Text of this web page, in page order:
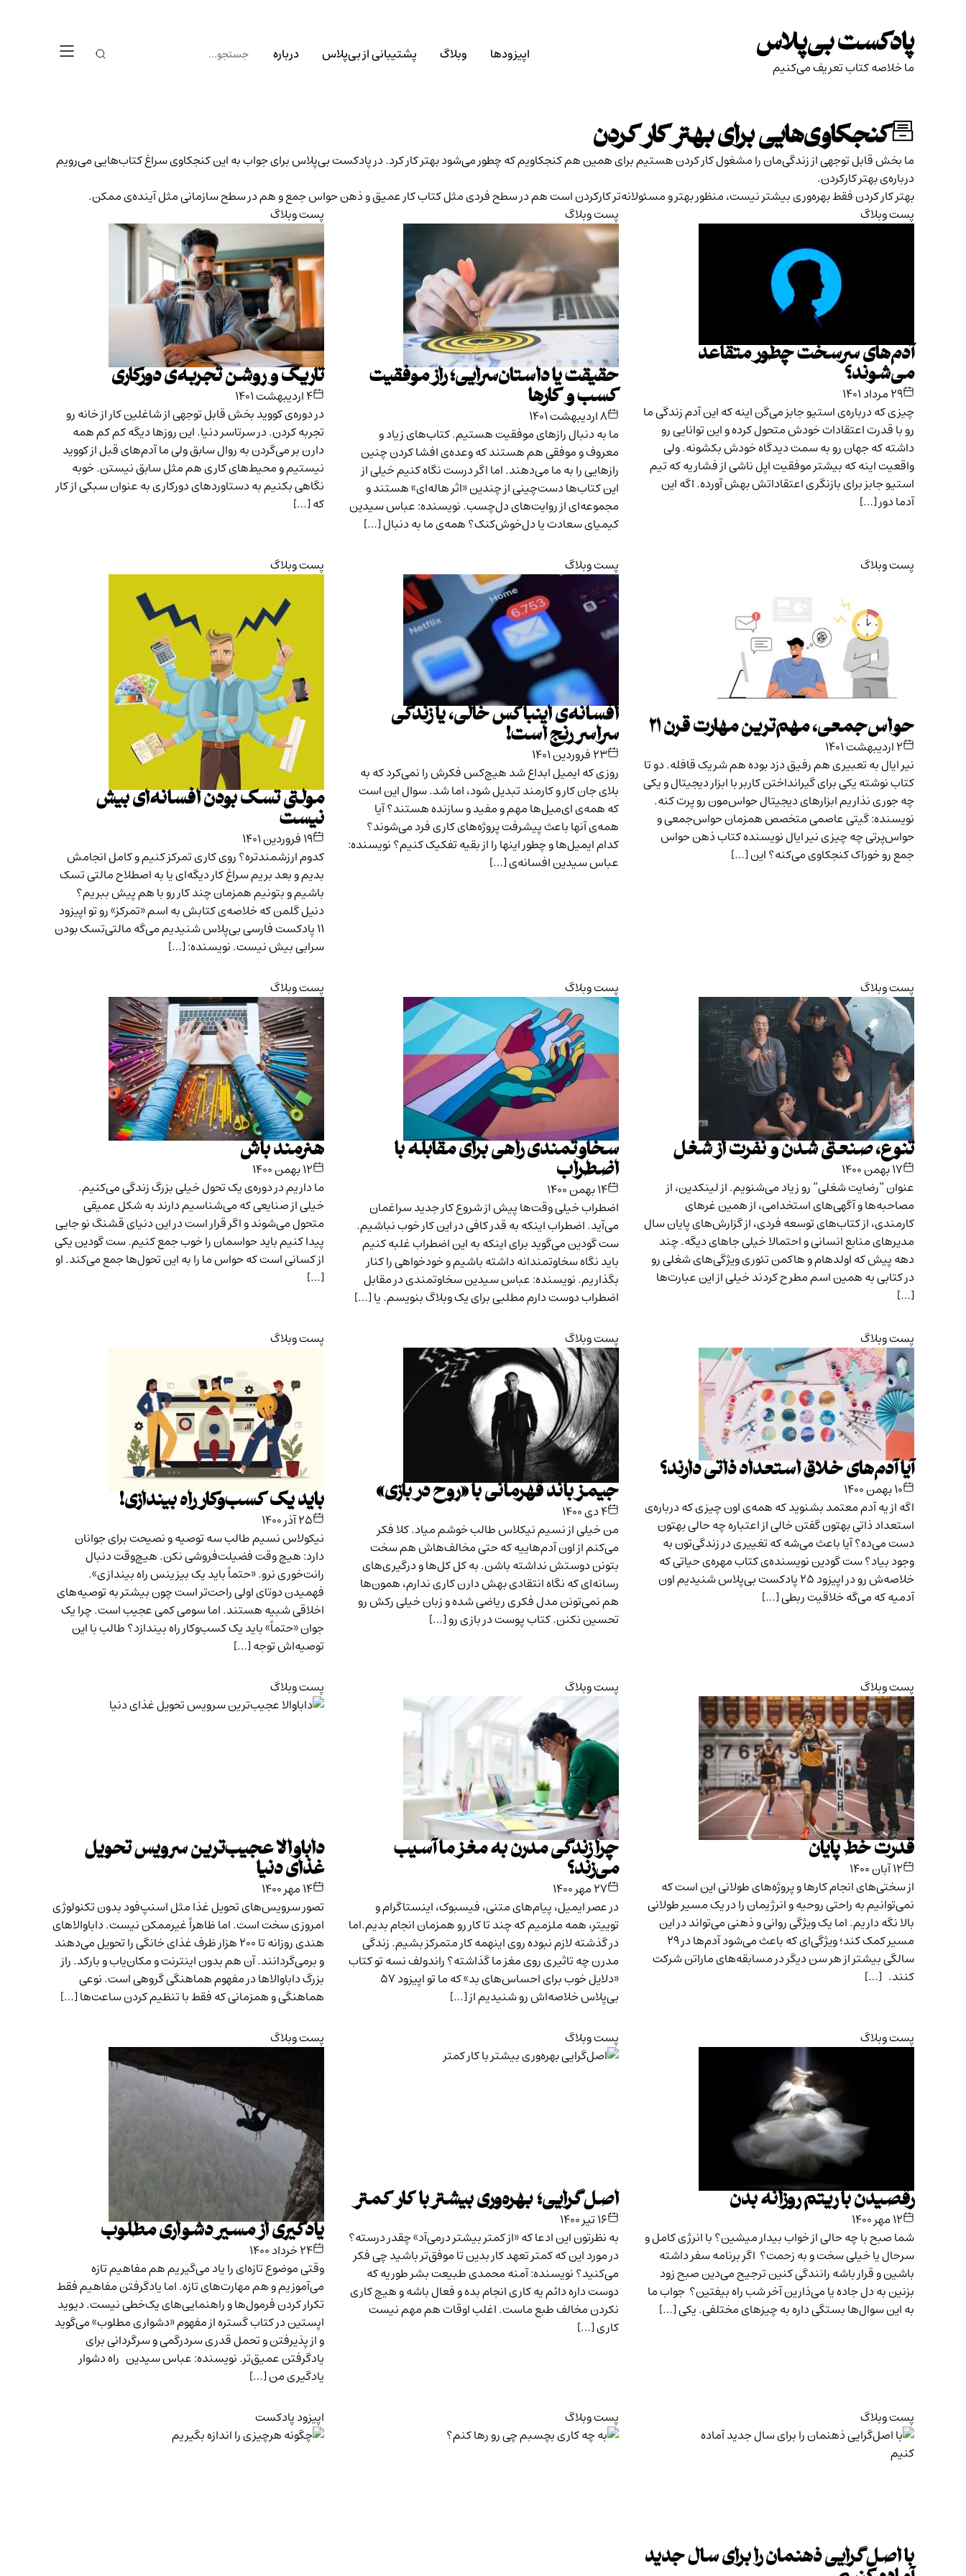
to
content
پادکست بی‌پلاس
ما خلاصه کتاب تعریف می‌کنیم
اپیزودها وبلاگ پشتیبانی از بی‌پلاس درباره
کنجکاوی‌هایی برای بهتر کار کردن
ما بخش قابل توجهی از زندگی‌مان را مشغول کار کردن هستیم برای همین هم کنجکاویم که چطور می‌شود بهتر کار کرد. در پادکست بی‌پلاس برای جواب به این کنجکاوی سراغ کتاب‌هایی می‌رویم
درباره‌ی بهتر کارکردن.
بهتر کار کردن فقط بهره‌وری بیشتر نیست، منظور بهتر و مسئولانه‌تر کارکردن است هم در سطح فردی مثل کتاب کار عمیق و ذهن حواس جمع و هم در سطح سازمانی مثل آینده‌ی ممکن.
پست وبلاگ
آدم‌های سرسخت چطور متقاعد
می‌شوند؟
۲۹ مرداد ۱۴۰۱
چیزی که درباره‌ی استیو جابز می‌گن اینه که این آدم زندگی ما
رو با قدرت اعتقادات خودش متحول کرده و این توانایی رو
داشته که جهان رو به سمت دیدگاه خودش بکشونه. ولی
واقعیت اینه که بیشتر موفقیت اپل ناشی از فشاریه که تیم
استیو جابز برای بازنگری اعتقاداتش بهش آورده. اگه این
آدما دور […]
پست وبلاگ
حقیقت یا داستان‌سرایی؛ راز موفقیت
کسب و کارها
۸ اردیبهشت ۱۴۰۱
ما به دنبال رازهای موفقیت هستیم. کتاب‌های زیاد و
معروف و موفقی هم هستند که وعده‌ی افشا کردن چنین
رازهایی را به ما می‌دهند. اما اگر درست نگاه کنیم خیلی از
این کتاب‌ها دست‌چینی از چندین «اثر هاله‌ای» هستند و
مجموعه‌ای از روایت‌های دل‌چسب. نویسنده: عباس سیدین
کیمیای سعادت یا دل‌خوش‌کنک؟ همه‌ی ما به دنبال […]
پست وبلاگ
تاریک و روشن تجربه‌ی دورکاری
۴ اردیبهشت ۱۴۰۱
در دوره‌ی کووید بخش قابل توجهی از شاغلین کار از خانه رو
تجربه کردن. در سرتاسر دنیا. این روزها دیگه کم کم همه
دارن بر می‌گردن به روال سابق ولی ما آدم‌های قبل از کووید
نیستیم و محیط‌های کاری هم مثل سابق نیستن. خوبه
نگاهی بکنیم به دستاوردهای دورکاری به عنوان سبکی از کار
که […]
پست وبلاگ
حواس‌جمعی، مهم‌ترین مهارت قرن ۲۱
۲ اردیبهشت ۱۴۰۱
نیر ایال به تعبیری هم رفیق دزد بوده هم شریک قافله. دو تا
کتاب نوشته یکی برای گیرانداختن کاربر با ابزار دیجیتال و یکی
چه جوری نذاریم ابزارهای دیجیتال حواس‌مون رو پرت کنه.
نویسنده: گیتی عاصمی متخصص همزمان حواس‌جمعی و
حواس‌پرتی چه چیزی نیر ایال نویسنده کتاب ذهن حواس
جمع رو خوراک کنجکاوی می‌کنه؟ این […]
پست وبلاگ
افسانه‌ی اینباکس خالی، یا زندگی
سراسر رنج است!
۲۳ فروردین ۱۴۰۱
روزی که ایمیل ابداع شد هیچ‌کس فکرش را نمی‌کرد که به
بلای جان کار و کارمند تبدیل شود، اما شد. سوال این است
که همه‌ی ای‌میل‌ها مهم و مفید و سازنده هستند؟ آیا
همه‌ی آنها باعث پیشرفت پروژه‌های کاری فرد می‌شوند؟
کدام ایمیل‌ها و چطور اینها را از بقیه تفکیک کنیم؟ نویسنده:
عباس سیدین افسانه‌ی […]
پست وبلاگ
مولتی تسک بودن افسانه‌ای بیش
نیست
۱۹ فروردین ۱۴۰۱
کدوم ارزشمندتره؟ روی کاری تمرکز کنیم و کامل انجامش
بدیم و بعد بریم سراغ کار دیگه‌ای یا به اصطلاح مالتی تسک
باشیم و بتونیم همزمان چند کار رو با هم پیش ببریم؟
دنیل گلمن که خلاصه‌ی کتابش به اسم «تمرکز» رو تو اپیزود
۱۱ پادکست فارسی بی‌پلاس شنیدیم می‌گه مالتی‌تسک بودن
سرابی بیش نیست. نویسنده: […]
پست وبلاگ
تنوع، صنعتی شدن و نفرت از شغل
۱۷ بهمن ۱۴۰۰
عنوان “رضایت شغلی” رو زیاد می‌شنویم. از لینکدین، از
مصاحبه‌ها و آگهی‌های استخدامی، از همین غرهای
کارمندی، از کتاب‌های توسعه فردی، از گزارش‌های پایان سال
مدیرهای منابع انسانی و احتمالا خیلی جاهای دیگه. چند
دهه پیش که اولدهام و هاکمن تئوری ویژگی‌های شغلی رو
در کتابی به همین اسم مطرح کردند خیلی از این عبارت‌ها
[…]
پست وبلاگ
سخاوتمندی راهی برای مقابله با
اضطراب
۱۴ بهمن ۱۴۰۰
اضطراب خیلی وقت‌ها پیش از شروع کار جدید سراغمان
می‌آید. اضطراب اینکه به قدر کافی در این کار خوب نباشیم.
ست گودین می‌گوید برای اینکه به این اضطراب غلبه کنیم
باید نگاه سخاوتمندانه داشته باشیم و خودخواهی را کنار
بگذاریم. نویسنده: عباس سیدین سخاوتمندی در مقابل
اضطراب دوست دارم مطلبی برای یک وبلاگ بنویسم. یا […]
پست وبلاگ
هنرمند باش
۱۲ بهمن ۱۴۰۰
ما داریم در دوره‌ی یک تحول خیلی بزرگ زندگی می‌کنیم.
خیلی از صنایعی که می‌شناسیم دارند به شکل عمیقی
متحول می‌شوند و اگر قرار است در این دنیای قشنگ نو جایی
پیدا کنیم باید حواسمان را خوب جمع کنیم. ست گودین یکی
از کسانی است که حواس ما را به این تحول‌ها جمع می‌کند. او
[…]
پست وبلاگ
آیا آدم‌های خلاق استعداد ذاتی دارند؟
۱۰ بهمن ۱۴۰۰
اگه از یه آدم معتمد بشنوید که همه‌ی اون چیزی که درباره‌ی
استعداد ذاتی بهتون گفتن خالی از اعتباره چه حالی بهتون
دست می‌ده؟ آیا باعث می‌شه که تغییری در زندگی‌تون به
وجود بیاد؟ ست گودین نویسنده‌ی کتاب مهره‌ی حیاتی که
خلاصه‌ش رو در اپیزود ۲۵ پادکست بی‌پلاس شنیدیم اون
آدمیه که می‌گه خلاقیت ربطی […]
پست وبلاگ
جیمز باند قهرمانی با «روح در بازی»
۴ دی ۱۴۰۰
من خیلی از نسیم نیکلاس طالب خوشم میاد. کلا فکر
می‌کنم از اون آدم‌هاییه که حتی مخالف‌هاش هم سخت
بتونن دوستش نداشته باشن. به کل کل‌ها و درگیری‌های
رسانه‌ای که نگاه انتقادی بهش دارن کاری ندارم، همون‌ها
هم نمی‌تونن مدل فکری ریاضی شده و زبان خیلی رکش رو
تحسین نکنن. کتاب پوست در بازی رو […]
پست وبلاگ
باید یک کسب‌وکار راه بیندازی!
۲۵ آذر ۱۴۰۰
نیکولاس نسیم طالب سه توصیه و نصیحت برای جوانان
دارد: هیچ وقت فضیلت‌فروشی نکن. هیچ‌وقت دنبال
رانت‌خوری نرو. «حتماً باید یک بیزینس راه بیندازی».
فهمیدن دوتای اولی راحت‌تر است چون بیشتر به توصیه‌های
اخلاقی شبیه هستند. اما سومی کمی عجیب است. چرا یک
جوان «حتماً» باید یک کسب‌وکار راه بیندازد؟ طالب با این
توصیه‌اش توجه […]
پست وبلاگ
قدرت خط پایان
۱۲ آبان ۱۴۰۰
از سختی‌های انجام کارها و پروژه‌های طولانی این است که
نمی‌توانیم به راحتی روحیه و انرژیمان را در یک مسیر طولانی
بالا نگه داریم. اما یک ویژگی‌ روانی و ذهنی می‌تواند در این
مسیر کمک کند؛ ویژگی‌ای که باعث می‌شود آدم‌ها در ۲۹
سالگی بیشتر از هر سن دیگر در مسابقه‌های ماراتن شرکت
کنند. […]
پست وبلاگ
چرا زندگی مدرن به مغز ما آسیب
می‌زند؟
۲۷ مهر ۱۴۰۰
در عصر ایمیل، پیام‌های متنی، فیسبوک، اینستاگرام و
توییتر، همه ملزمیم که چند تا کار رو همزمان انجام بدیم.اما
در گذشته لازم نبوده روی اینهمه کار متمرکز بشیم. زندگی
مدرن چه تاثیری روی مغز ما گذاشته؟ راندولف نسه تو کتاب
«دلایل خوب برای احساس‌های بد» که ما تو اپیزود ۵۷
بی‌پلاس خلاصه‌اش رو شنیدیم از […]
پست وبلاگ
داباوالا عجیب‌ترین سرویس تحویل
غذای دنیا
۱۴ مهر ۱۴۰۰
تصور سرویس‌های تحویل غذا مثل اسنپ‌فود بدون تکنولوژی
امروزی سخت است. اما ظاهراً غیرممکن نیست. داباوالاهای
هندی روزانه تا ۲۰۰ هزار ظرف غذای خانگی را تحویل می‌دهند
و برمی‌گردانند. آن هم بدون اینترنت و مکان‌یاب و بارکد. راز
بزرگ داباوالاها در مفهوم هماهنگی گروهی است. نوعی
هماهنگی و همزمانی که فقط با تنظیم کردن ساعت‌ها […]
پست وبلاگ
رقصیدن با ریتم روزانه بدن
۱۲ مهر ۱۴۰۰
شما صبح‌ با چه حالی از خواب بیدار میشین؟ با انرژی کامل و
سرحال یا خیلی سخت و به زحمت؟ اگر برنامه سفر داشته
باشین و قرار باشه رانندگی کنین ترجیح می‌دین صبح زود
بزنین به دل جاده یا می‌ذارین آخر شب راه بیفتین؟ جواب ما
به این سوال‌ها بستگی داره به چیزهای مختلفی. یکی […]
پست وبلاگ
اصل‌گرایی؛ بهره‌وری بیشتر با کار کمتر
۱۶ تیر ۱۴۰۰
به نظرتون این ادعا که «از کمتر بیشتر درمی‌آد» چقدر درسته؟
در مورد این که کمتر تعهد کار بدین تا موفق‌تر باشید چی فکر
می‌کنید؟ نویسنده: آمنه محمدی طبیعت بشر طوریه که
دوست داره دائم یه کاری انجام بده و فعال باشه و هیچ کاری
نکردن مخالف طبع ماست. اغلب اوقات هم مهم نیست
کاری […]
پست وبلاگ
یادگیری از مسیر دشواری مطلوب
۲۴ خرداد ۱۴۰۰
وقتی موضوع تازه‌ای را یاد می‌گیریم هم مفاهیم تازه
می‌آموزیم و هم مهارت‌های تازه. اما یادگرفتن مفاهیم فقط
تکرار کردن فرمول‌ها و راهنمایی‌های یک‌خطی نیست. دیوید
اپستین در کتاب گستره از مفهوم «دشواری مطلوب» می‌گوید
و از پذیرفتن و تحمل قدری سردرگمی و سرگردانی برای
یادگرفتن عمیق‌تر. نویسنده: عباس سیدین راه دشوار
یادگیری من […]
پست وبلاگ
با اصل‌گرایی ذهنمان را برای سال جدید
پست وبلاگ اپیزود پادکست